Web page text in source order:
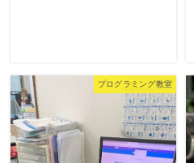
プログラミング教室